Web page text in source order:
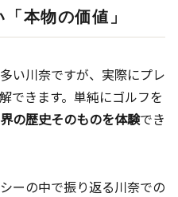
本物の価値」
い川奈ですが、実際にプレ
できます。単純にゴルフを
の歴史そのものを体験でき
ーの中で振り返る川奈での